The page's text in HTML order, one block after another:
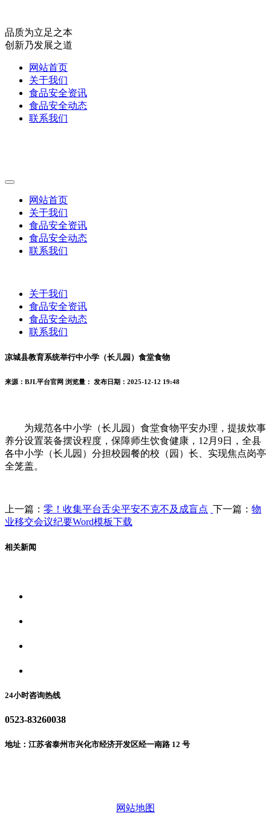
品质为立足之本
创新乃发展之道
网站首页
关于我们
食品安全资讯
食品安全动态
联系我们
网站首页
关于我们
食品安全资讯
食品安全动态
联系我们
关于我们
食品安全资讯
食品安全动态
联系我们
凉城县教育系统举行中小学（长儿园）食堂食物
来源：BJL平台官网 浏览量： 发布日期：2025-12-12 19:48
为规范各中小学（长儿园）食堂食物平安办理，提拔炊事
养分设置装备摆设程度，保障师生饮食健康，12月9日，全县
各中小学（长儿园）分担校园餐的校（园）长、实现焦点岗亭
全笼盖。
上一篇： 零！收集平台舌尖平安不克不及成盲点 下一篇： 物
业移交会议纪要Word模板下载
相关新闻
24小时咨询热线
0523-83260038
地址：江苏省泰州市兴化市经济开发区经一南路 12 号
网站地图